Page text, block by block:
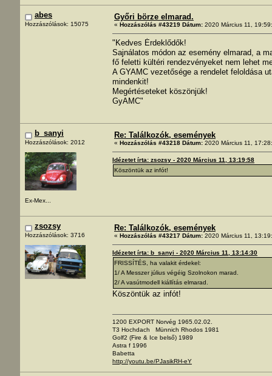
abes
Hozzászólások: 15075
Győri börze elmarad.
« Hozzászólás #43219 Dátum: 2020 Március 11,
"Kedves Érdeklődők!
Sajnálatos módon az esemény elmarad, a
fő feletti kültéri rendezvényeket nem lehet
A GYAMC vezetősége a rendelet feloldása
mindenkit!
Megértéseteket köszönjük!
GyAMC"
b_sanyi
Hozzászólások: 2012
Ex-Mex...
Re: Találkozók, események
« Hozzászólás #43218 Dátum: 2020 Március 11,
Idézetet írta: zsozsy - 2020 Március 11, 13:19:58
Köszöntük az infót!
zsozsy
Hozzászólások: 3716
Re: Találkozók, események
« Hozzászólás #43217 Dátum: 2020 Március 11,
Idézetet írta: b_sanyi - 2020 Március 11, 13:14:30
FRISSÍTÉS, ha valakit érdekel:
1/ A Messzer július végéig Szolnokon marad.
2/ A vasútmodell kiállítás elmarad.
Köszöntük az infót!
1200 EXPORT Norvég 1965.02.02.
T3 Hochdach Münnich Rhodos 1981
Golf2 (Fire & Ice belső) 1989
Astra f 1996
Babetta
http://youtu.be/PJasikRH-eY